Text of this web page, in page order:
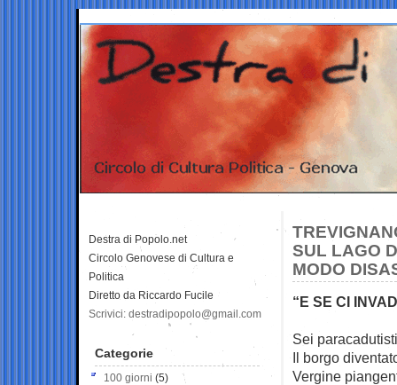
SUL LAGO
MODO
“E SE CI
Sei
Il borgo
Vergine
Destra di Popolo.net
Circolo Genovese di Cultura e
Politica
Diretto da Riccardo Fucile
Scrivici: destradipopolo@gmail.com
Categorie
100 giorni (5)